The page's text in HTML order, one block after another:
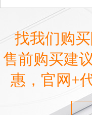
找我们购
售前购买建
惠，官网+